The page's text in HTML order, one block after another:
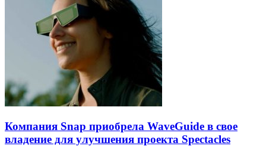
Компания Snap приобрела WaveGuide в свое
владение для улучшения проекта Spectacles